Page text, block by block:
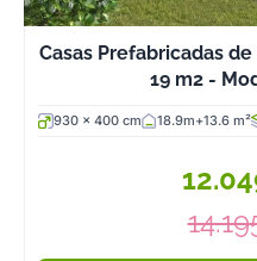
Casas Prefabricadas
19 m2 -
930 x 400 cm 18.9m+13.6 m²